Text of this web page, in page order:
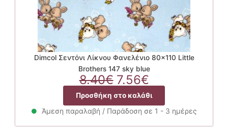
Dimcol Σεντόνι Λίκνου Φανελένιο 80×110 Little
Brothers 147 sky blue
8.40€ Original
price
was:
8.40€.
7.56€Η
τρέχουσα
τιμή
είναι:
7.56€.
Προσθήκη στο καλάθι
Άμεση παραλαβή / Παράδοση σε 1 - 3 ημέρες